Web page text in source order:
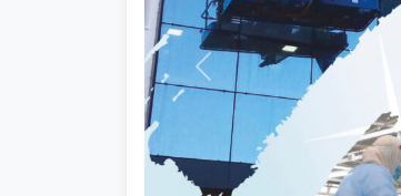
Précédent